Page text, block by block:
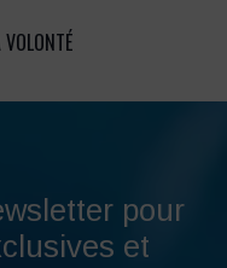
pour
et